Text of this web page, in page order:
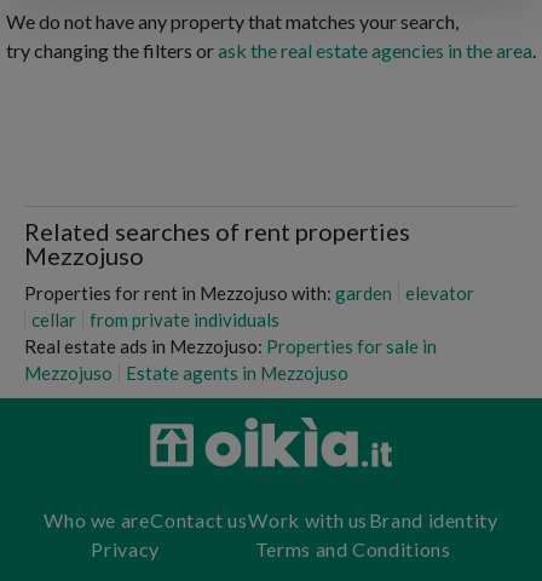
We do not have any property that matches your search,
try changing the filters orask the real estate agencies in the area.
Related searches of rent properties
Mezzojuso
Properties for rent in Mezzojuso with: garden
elevator
cellar
from private individuals
Real estate ads in Mezzojuso: Properties for sale in
Mezzojuso
Estate agents in Mezzojuso
Who we areContact usWork with us Brand identity
Privacy
Terms and Conditions